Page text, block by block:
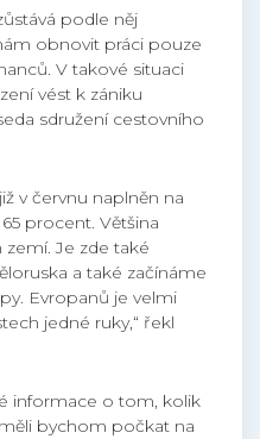
podle něj
obnovit práci pouze
V takové situaci
vést k zániku
sdružení cestovního
v červnu naplněn na
procent. Většina
Je zde také
a také začínáme
Evropanů je velmi
jedné ruky,“ řekl
informace o tom, kolik
bychom počkat na